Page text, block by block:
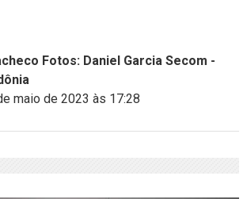
Fotos: Daniel Garcia Secom -
maio de 2023 às 17:28